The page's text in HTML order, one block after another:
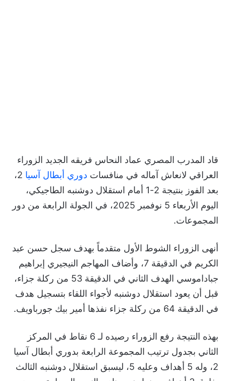
قاد المدرب المصري عماد النحاس فريقه الجديد الزوراء
العراقي لانعاش آماله في منافسات دوري أبطال آسيا
2،
بعد الفوز بنتيجة 2-1 أمام استقلال دوشنبه الطاجيكي،
اليوم الأربعاء 5 نوفمبر 2025، في الجولة الرابعة من دور
المجموعات.
أنهى الزوراء الشوط الأول متقدماً بهدف سجل حسن عبد
الكريم في الدقيقة 7، وأضاف المهاجم النيجيري إبراهيم
جباداموسي الهدف الثاني في الدقيقة 53 من ركلة جزاء،
قبل أن يعود استقلال دوشنبه لأجواء اللقاء بتسجيل هدف
في الدقيقة 64 من ركلة جزاء نفذها أمير بيك جورباويف.
بهذه النتيجة رفع الزوراء رصيده لـ 6 نقاط في المركز
الثاني بجدول ترتيب المجموعة الرابعة بدوري أبطال آسيا
2، وله 5 أهداف وعليه 5، ليسبق استقلال دوشنبه الثالث